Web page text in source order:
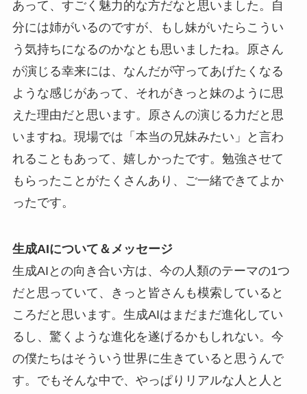
あって、すごく魅力的な方だなと思いました。自
分には姉がいるのですが、もし妹がいたらこうい
う気持ちになるのかなとも思いましたね。原さん
が演じる幸来には、なんだが守ってあげたくなる
ような感じがあって、それがきっと妹のように思
えた理由だと思います。原さんの演じる力だと思
いますね。現場では「本当の兄妹みたい」と言わ
れることもあって、嬉しかったです。勉強させて
もらったことがたくさんあり、ご一緒できてよか
ったです。
生成AIについて＆メッセージ
生成AIとの向き合い方は、今の人類のテーマの1つ
だと思っていて、きっと皆さんも模索していると
ころだと思います。生成AIはまだまだ進化してい
るし、驚くような進化を遂げるかもしれない。今
の僕たちはそういう世界に生きていると思うんで
す。でもそんな中で、やっぱりリアルな人と人と